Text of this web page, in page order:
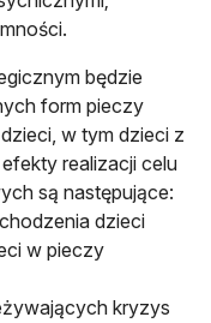
będzie
form pieczy
w tym dzieci z
realizacji celu
są następujące:
dzieci
w pieczy
kryzys